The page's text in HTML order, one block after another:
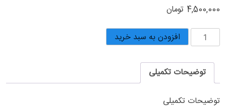
4,500,000 تومان
سیم
تنشن
افزودن به سبد خرید
توضیحات تکمیلی
توضیحات تکمیلی